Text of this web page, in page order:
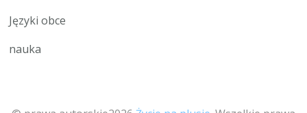
Języki obce
nauka